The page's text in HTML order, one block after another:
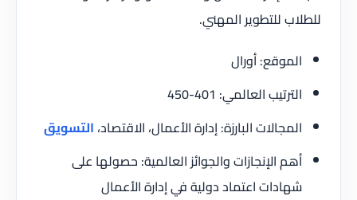
للطلاب للتطوير المهني.
الموقع: أورال
الترتيب العالمي: 401-450
المجالات البارزة: إدارة الأعمال، الاقتصاد،التسويق
أهم الإنجازات والجوائز العالمية: حصولها على
شهادات اعتماد دولية في إدارة الأعمال